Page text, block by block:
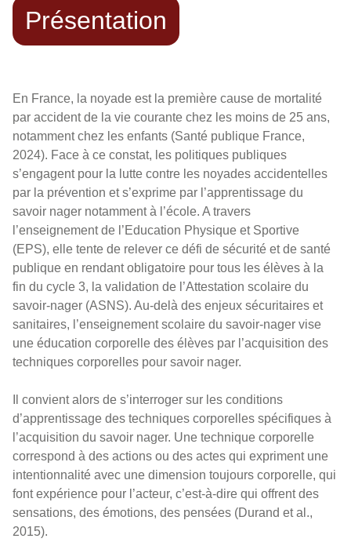
Présentation
En France, la noyade est la première cause de mortalité
par accident de la vie courante chez les moins de 25 ans,
notamment chez les enfants (Santé publique France,
2024). Face à ce constat, les politiques publiques
s’engagent pour la lutte contre les noyades accidentelles
par la prévention et s’exprime par l’apprentissage du
savoir nager notamment à l’école. A travers
l’enseignement de l’Education Physique et Sportive
(EPS), elle tente de relever ce défi de sécurité et de santé
publique en rendant obligatoire pour tous les élèves à la
fin du cycle 3, la validation de l’Attestation scolaire du
savoir-nager (ASNS). Au-delà des enjeux sécuritaires et
sanitaires, l’enseignement scolaire du savoir-nager vise
une éducation corporelle des élèves par l’acquisition des
techniques corporelles pour savoir nager.
Il convient alors de s’interroger sur les conditions
d’apprentissage des techniques corporelles spécifiques à
l’acquisition du savoir nager. Une technique corporelle
correspond à des actions ou des actes qui expriment une
intentionnalité avec une dimension toujours corporelle, qui
font expérience pour l’acteur, c’est-à-dire qui offrent des
sensations, des émotions, des pensées (Durand et al.,
2015).